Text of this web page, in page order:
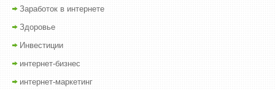
Заработок в интернете
Здоровье
Инвестиции
интернет-бизнес
интернет-маркетинг